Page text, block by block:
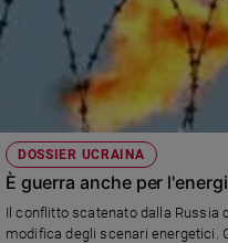
Società
e
valori
Ambiente
DOSSIER UCRAINA
È guerra anche per
Il conflitto scatenato dalla Russia contro l’Ucraina sta portando anche a una
modifica degli scenari energetici.